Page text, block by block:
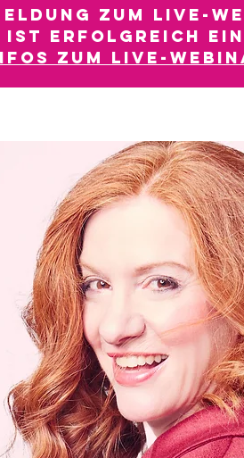
zum Live-
ist erfolgreich
zum Live-